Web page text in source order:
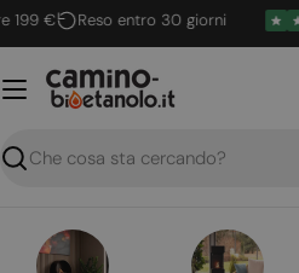
Vai
al
contenuto
€ Reso entro 30 giorni
Ricerca